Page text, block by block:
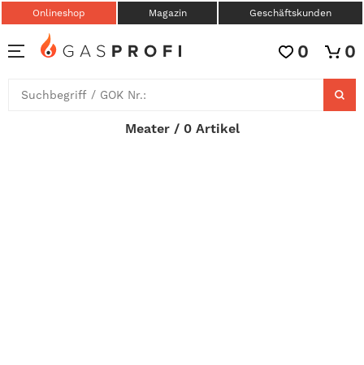
Onlineshop Magazin Geschäftskunden
0 0
Meater / 0 Artikel